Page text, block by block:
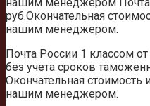
руб.Окончательная
нашим менеджером.
Почта России 1 классом
без учета сроков
Окончательная стоимость
нашим менеджером.